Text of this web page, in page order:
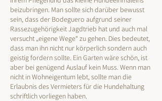
beizubringen. Man sollte sich darüber bewusst
sein, dass der Bodeguero aufgrund seiner
Rassezugehörigkeit Jagdtrieb hat und auch mal
versucht „eigene Wege“ zu gehen. Dies bedeutet,
dass man ihn nicht nur körperlich sondern auch
geistig fordern sollte. Ein Garten wäre schön, ist
aber bei genügend Auslauf kein Muss. Wenn man
nicht in Wohneigentum lebt, sollte man die
Erlaubnis des Vermieters für die Hundehaltung
schriftlich vorliegen haben.​